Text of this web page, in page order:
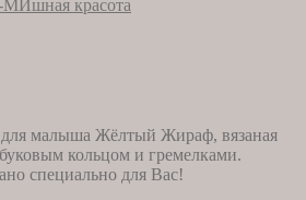
красота
малыша Жёлтый Жираф, вязаная
кольцом и гремелками.
специально для Вас!